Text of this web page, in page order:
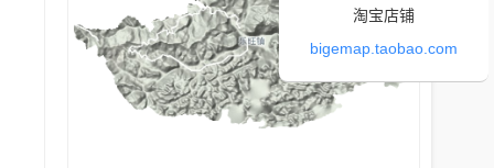
淘宝店铺
bigemap.taobao.com